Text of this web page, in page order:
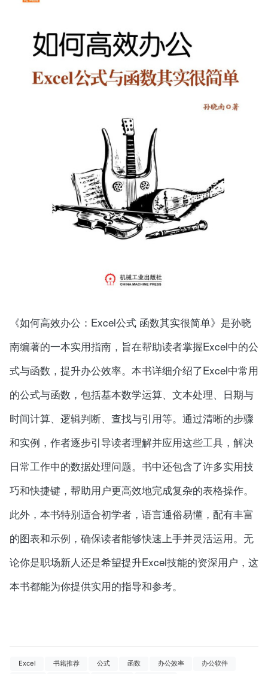
《如何高效办公：Excel公式 函数其实很简单》是孙晓
南编著的一本实用指南，旨在帮助读者掌握Excel中的公
式与函数，提升办公效率。本书详细介绍了Excel中常用
的公式与函数，包括基本数学运算、文本处理、日期与
时间计算、逻辑判断、查找与引用等。通过清晰的步骤
和实例，作者逐步引导读者理解并应用这些工具，解决
日常工作中的数据处理问题。书中还包含了许多实用技
巧和快捷键，帮助用户更高效地完成复杂的表格操作。
此外，本书特别适合初学者，语言通俗易懂，配有丰富
的图表和示例，确保读者能够快速上手并灵活运用。无
论你是职场新人还是希望提升Excel技能的资深用户，这
本书都能为你提供实用的指导和参考。
Excel 书籍推荐 公式 函数 办公效率 办公软件